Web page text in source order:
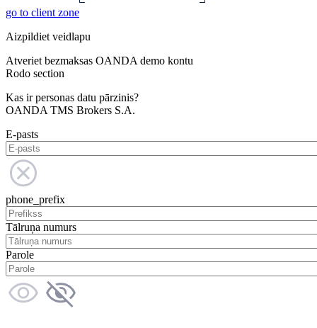
go to client zone
Aizpildiet veidlapu
Atveriet bezmaksas OANDA demo kontu
Rodo section
Kas ir personas datu pārzinis?
OANDA TMS Brokers S.A.
E-pasts
phone_prefix
Tālruņa numurs
Parole